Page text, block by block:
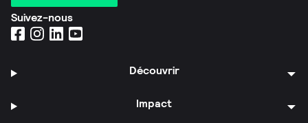
Suivez-nous
Découvrir
Impact